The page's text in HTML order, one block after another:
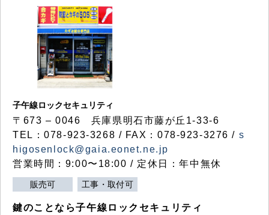
子午線ロックセキュリティ
〒673 – 0046 兵庫県明石市藤が丘1-33-6
TEL：078-923-3268 / FAX：078-923-3276 / s
higosenlock@gaia.eonet.ne.jp
営業時間：9:00〜18:00 / 定休日：年中無休
販売可 工事・取付可
鍵のことなら子午線ロックセキュリティ